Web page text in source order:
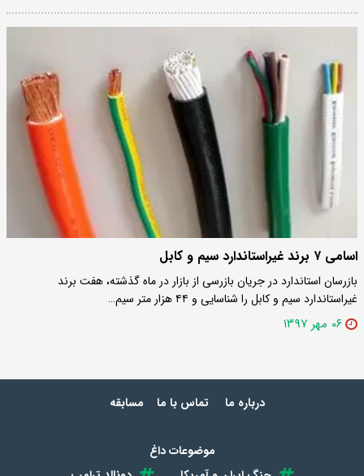
اسامی ۷ برند غیراستاندارد سیم و کابل
بازرسان استاندارد در جریان بازرسی از بازار در ماه گذشته، هفت برند
غیراستاندارد سیم و کابل را شناسایی و ۴۴ هزار متر سیم…
۰۶ مهر ۱۳۹۷
درباره ما تماس با ما مسابقه
موضوعات داغ